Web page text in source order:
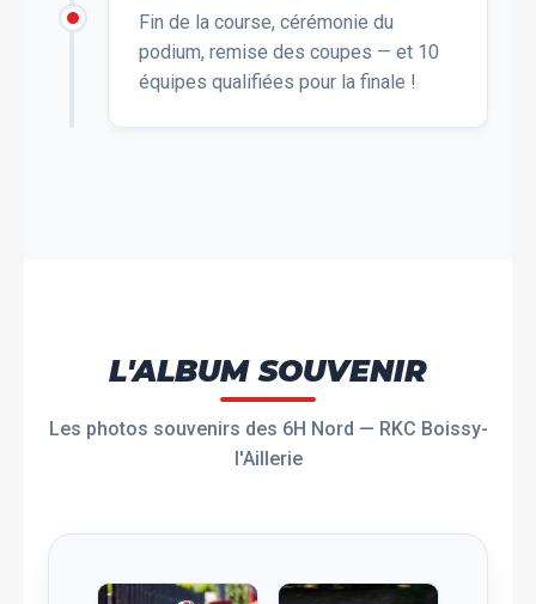
Fin de la course, cérémonie du
podium, remise des coupes — et 10
équipes qualifiées pour la finale !
L'ALBUM SOUVENIR
Les photos souvenirs des 6H Nord — RKC Boissy-
l'Aillerie